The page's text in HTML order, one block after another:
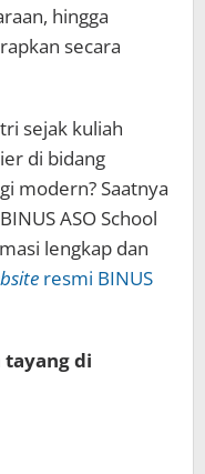
hingga
secara
sejak kuliah
di bidang
modern? Saatnya
ASO School
lengkap dan
resmi BINUS
tayang di